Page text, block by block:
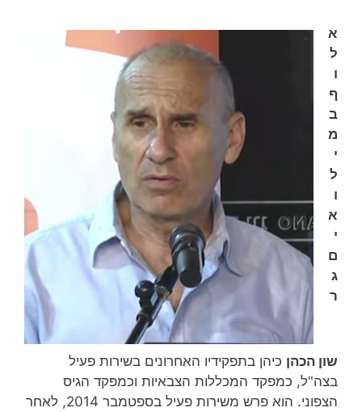
א
ל
ו
ף
ב
מ
י
ל
ו
א
י
ם
ג
ר
שון הכהן כיהן בתפקידיו האחרונים בשירות פעיל
בצה"ל, כמפקד המכללות הצבאיות וכמפקד הגיס
הצפוני. הוא פרש משירות פעיל בספטמבר 2014, לאחר